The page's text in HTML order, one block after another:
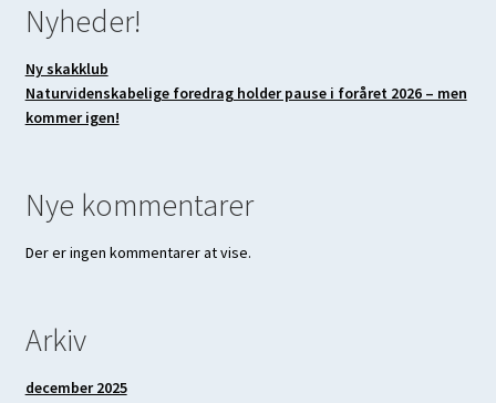
Events
Familieteater
Infoskærm
Bliv medlem af Skævinge Alive!
Om os
Nyheder!
Ny skakklub
Naturvidenskabelige foredrag holder pause i foråret 2026 – men
kommer igen!
Nye kommentarer
Der er ingen kommentarer at vise.
Arkiv
december 2025